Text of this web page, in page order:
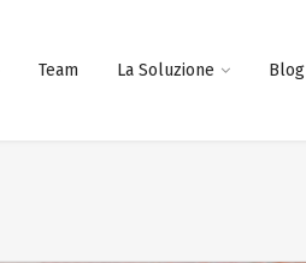
Team La Soluzione Blog